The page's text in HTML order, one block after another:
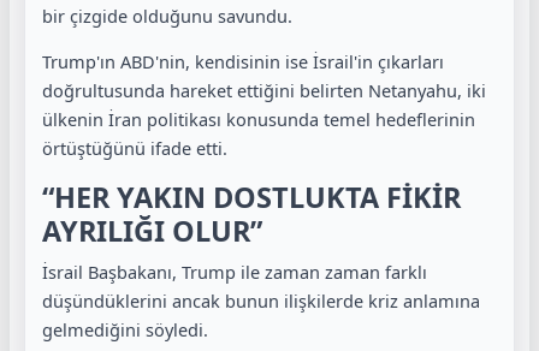
bir çizgide olduğunu savundu.
Trump'ın ABD'nin, kendisinin ise İsrail'in çıkarları
doğrultusunda hareket ettiğini belirten Netanyahu, iki
ülkenin İran politikası konusunda temel hedeflerinin
örtüştüğünü ifade etti.
“HER YAKIN DOSTLUKTA FİKİR
AYRILIĞI OLUR”
İsrail Başbakanı, Trump ile zaman zaman farklı
düşündüklerini ancak bunun ilişkilerde kriz anlamına
gelmediğini söyledi.